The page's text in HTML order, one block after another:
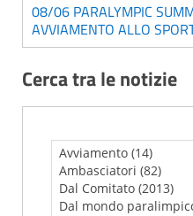
08/06 PARALYMPIC
AVVIAMENTO ALLO
Cerca tra le notizie